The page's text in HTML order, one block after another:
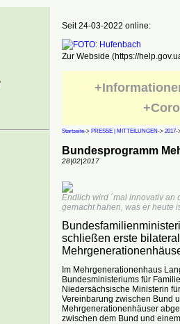
Seit 24-03-2022 online:
Zur Webside (https://
Startseite-> PRESSE | MITTEILUNGEN-> 2017-
Bundesprogramm
28|02|2017
Endlich wird ´mal innovativ an
gemacht hahen, was er heute
schließen erste
Im Mehrgenerationenhaus
Bundesministeriums für
Niedersächsische Ministerin
Vereinbarung zwischen Bund
Mehrgenerationenhäuser
zwischen dem Bund und